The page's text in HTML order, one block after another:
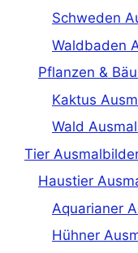
Schweden
Waldbaden
Pflanzen &
Kaktus
Wald
Tier
Haustier
Aquarianer
Hühner